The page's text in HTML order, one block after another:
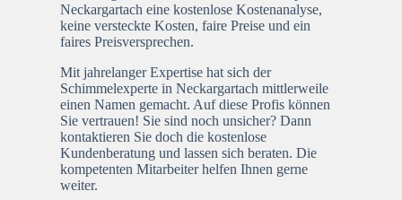
Neckargartach eine kostenlose Kostenanalyse,
keine versteckte Kosten, faire Preise und ein
faires Preisversprechen.
Mit jahrelanger Expertise hat sich der
Schimmelexperte in Neckargartach mittlerweile
einen Namen gemacht. Auf diese Profis können
Sie vertrauen! Sie sind noch unsicher? Dann
kontaktieren Sie doch die kostenlose
Kundenberatung und lassen sich beraten. Die
kompetenten Mitarbeiter helfen Ihnen gerne
weiter.